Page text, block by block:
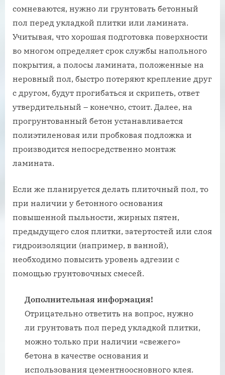
сомневаются, нужно ли грунтовать бетонный
пол перед укладкой плитки или ламината.
Учитывая, что хорошая подготовка поверхности
во многом определяет срок службы напольного
покрытия, а полосы ламината, положенные на
неровный пол, быстро потеряют крепление друг
с другом, будут прогибаться и скрипеть, ответ
утвердительный – конечно, стоит. Далее, на
прогрунтованный бетон устанавливается
полиэтиленовая или пробковая подложка и
производится непосредственно монтаж
ламината.
Если же планируется делать плиточный пол, то
при наличии у бетонного основания
повышенной пыльности, жирных пятен,
предыдущего слоя плитки, затертостей или слоя
гидроизоляции (например, в ванной),
необходимо повысить уровень адгезии с
помощью грунтовочных смесей.
Дополнительная информация!
Отрицательно ответить на вопрос, нужно
ли грунтовать пол перед укладкой плитки,
можно только при наличии «свежего»
бетона в качестве основания и
использования цементноосновного клея.